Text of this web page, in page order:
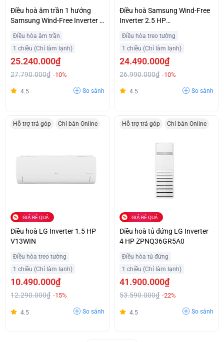
Điều hoà âm trần 1 hướng
Samsung Wind-Free Inverter 2
Điều hòa âm trần
1 chiều (Chỉ làm lạnh)
25.240.000₫
27.790.000₫ -10%
4.5 So sánh
Điều hoà Samsung Wind-Free
Inverter 2.5 HP
Điều hòa treo tường
1 chiều (Chỉ làm lạnh)
24.490.000₫
26.990.000₫ -10%
4.5 So sánh
Hỗ trợ trả góp Chỉ bán Online
GIÁ RẺ QUÁ
Điều hoà LG Inverter 1.5 HP
V13WIN
Điều hòa treo tường
1 chiều (Chỉ làm lạnh)
10.490.000₫
12.290.000₫ -15%
4.5 So sánh
Hỗ trợ trả góp Chỉ bán Online
GIÁ RẺ QUÁ
Điều hoà tủ đứng LG Inverter
4 HP ZPNQ36GR5A0
Điều hòa tủ đứng
1 chiều (Chỉ làm lạnh)
41.900.000₫
53.590.000₫ -22%
4.5 So sánh